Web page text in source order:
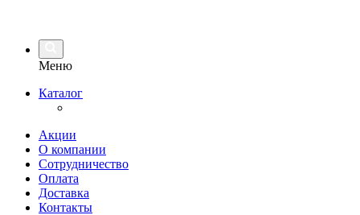
Меню
Каталог
Акции
О компании
Сотрудничество
Оплата
Доставка
Контакты